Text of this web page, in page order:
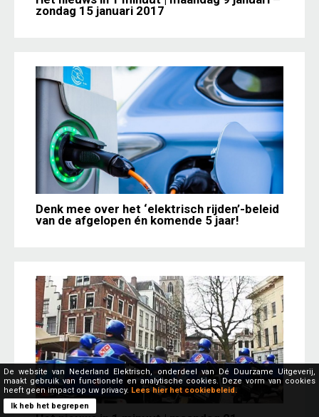
zondag 15 januari 2017
Denk mee over het ‘elektrisch rijden’-beleid
van de afgelopen én komende 5 jaar!
De website van Nederland Elektrisch, onderdeel van Dé Duurzame Uitgeverij,
maakt gebruik van functionele en analytische cookies. Deze vorm van cookies
heeft geen impact op uw privacy. Lees hier het cookiebeleid.
Ik heb het begrepen